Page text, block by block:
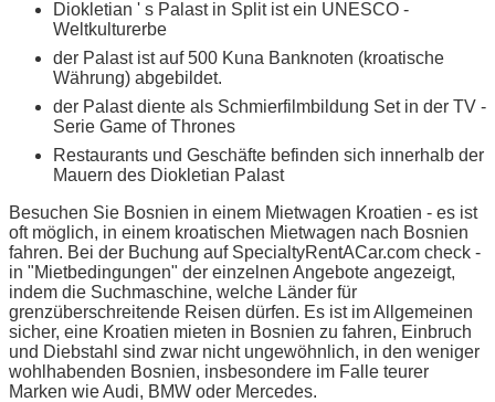
Diokletian ' s Palast in Split ist ein UNESCO -
Weltkulturerbe
der Palast ist auf 500 Kuna Banknoten (kroatische
Währung) abgebildet.
der Palast diente als Schmierfilmbildung Set in der TV -
Serie Game of Thrones
Restaurants und Geschäfte befinden sich innerhalb der
Mauern des Diokletian Palast
Besuchen Sie Bosnien in einem Mietwagen Kroatien - es ist
oft möglich, in einem kroatischen Mietwagen nach Bosnien
fahren. Bei der Buchung auf SpecialtyRentACar.com check -
in "Mietbedingungen" der einzelnen Angebote angezeigt,
indem die Suchmaschine, welche Länder für
grenzüberschreitende Reisen dürfen. Es ist im Allgemeinen
sicher, eine Kroatien mieten in Bosnien zu fahren, Einbruch
und Diebstahl sind zwar nicht ungewöhnlich, in den weniger
wohlhabenden Bosnien, insbesondere im Falle teurer
Marken wie Audi, BMW oder Mercedes.